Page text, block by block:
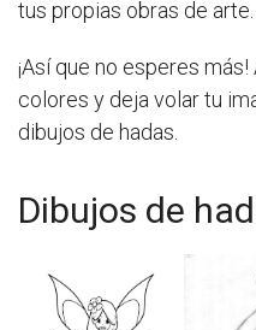
tus propias obras de arte.
¡Así que no esperes
colores y deja volar tu
dibujos de hadas.
Dibujos de